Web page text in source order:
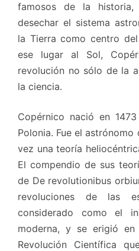
famosos de la historia,
desechar el sistema
la Tierra como centro
ese lugar al Sol,
revolución no sólo de la
la ciencia.
Copérnico nació en
Polonia. Fue el
vez una teoría
El compendio de sus
de De revolutionibus
revoluciones de las
considerado como el
moderna, y se erigió
Revolución Científica